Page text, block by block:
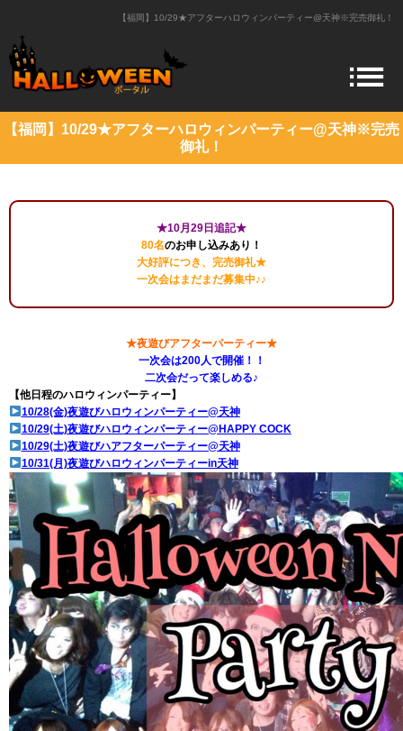
【福岡】10/29★アフターハロウィンパーティー@天神※完売御礼！
【福岡】10/29★アフターハロウィンパーティー@天神※完売
御礼！
★10月29日追記★
80名のお申し込みあり！
大好評につき、完売御礼★
一次会はまだまだ募集中♪♪
★夜遊びアフターパーティー★
一次会は200人で開催！！
二次会だって楽しめる♪
【他日程のハロウィンパーティー】
10/28(金)夜遊びハロウィンパーティー@天神
10/29(土)夜遊びハロウィンパーティー@HAPPY COCK
10/29(土)夜遊びハアフターパーティー@天神
10/31(月)夜遊びハロウィンパーティーin天神